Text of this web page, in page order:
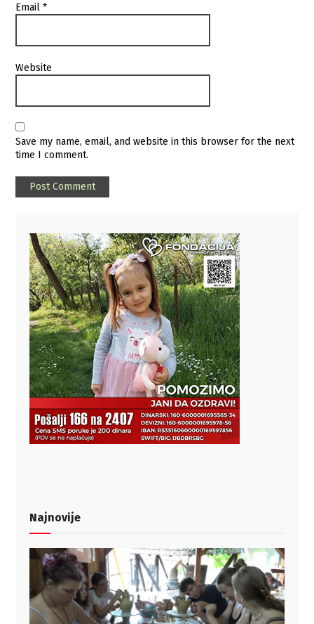
Email*
Website
Save my name, email, and website in this browser for the next
time I comment.
Najnovije